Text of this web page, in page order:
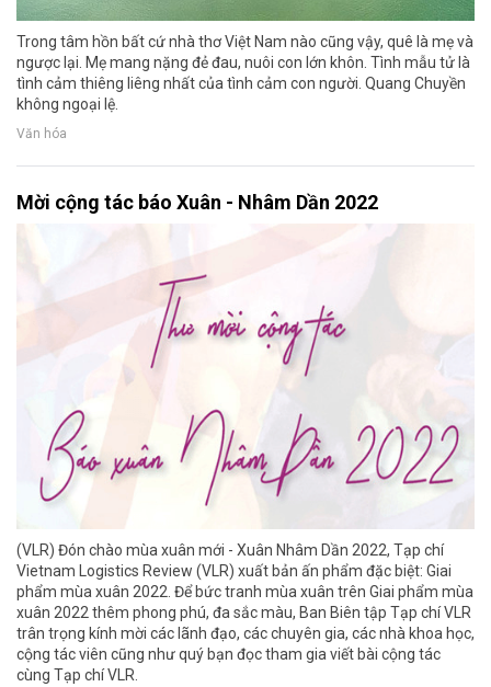
Trong tâm hồn bất cứ nhà thơ Việt Nam nào cũng vậy, quê là mẹ và
ngược lại. Mẹ mang nặng đẻ đau, nuôi con lớn khôn. Tình mẫu tử là
tình cảm thiêng liêng nhất của tình cảm con người. Quang Chuyền
không ngoại lệ.
Văn hóa
Mời cộng tác báo Xuân - Nhâm Dần 2022
(VLR) Đón chào mùa xuân mới - Xuân Nhâm Dần 2022, Tạp chí
Vietnam Logistics Review (VLR) xuất bản ấn phẩm đặc biệt: Giai
phẩm mùa xuân 2022. Để bức tranh mùa xuân trên Giai phẩm mùa
xuân 2022 thêm phong phú, đa sắc màu, Ban Biên tập Tạp chí VLR
trân trọng kính mời các lãnh đạo, các chuyên gia, các nhà khoa học,
cộng tác viên cũng như quý bạn đọc tham gia viết bài cộng tác
cùng Tạp chí VLR.